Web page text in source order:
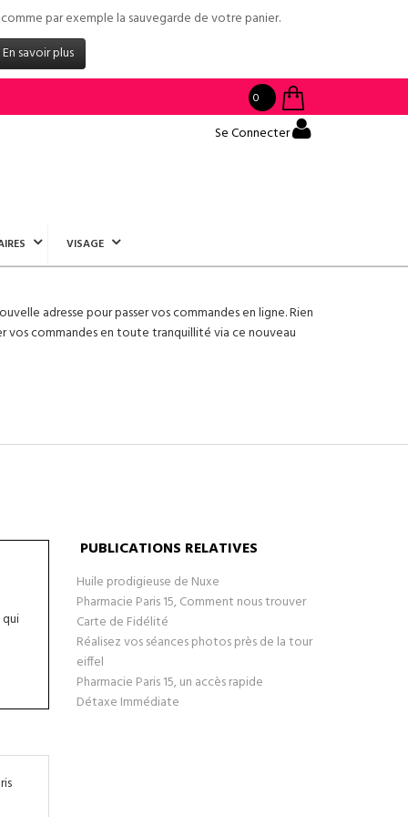
par exemple la sauvegarde de votre panier.
En savoir plus
0
Se Connecter
VISAGE
adresse pour passer vos commandes en ligne. Rien
vos commandes en toute tranquillité via ce nouveau
PUBLICATIONS RELATIVES
Huile prodigieuse de Nuxe
Pharmacie Paris 15, Comment nous trouver
Carte de Fidélité
Réalisez vos séances photos près de la tour
eiffel
Pharmacie Paris 15, un accès rapide
Détaxe Immédiate